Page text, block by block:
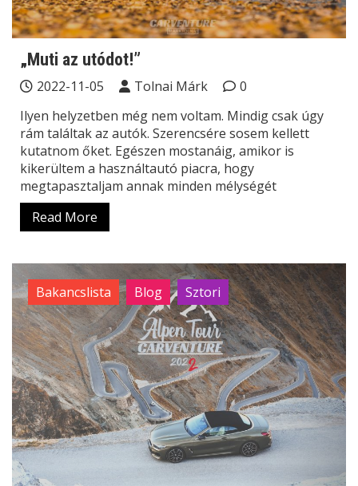
„Muti az utódot!”
2022-11-05 Tolnai Márk
0
Ilyen helyzetben még nem voltam. Mindig csak úgy
rám találtak az autók. Szerencsére sosem kellett
kutatnom őket. Egészen mostanáig, amikor is
kikerültem a használtautó piacra, hogy
megtapasztaljam annak minden mélységét
Read More
Bakancslista Blog Sztori